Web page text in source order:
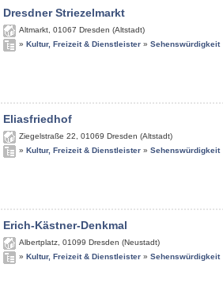
Dresdner Striezelmarkt
Altmarkt 01067 Dresden (Altstadt)
» Kultur, Freizeit & Dienstleister » Sehenswürdigkeit
Eliasfriedhof
Ziegelstraße 22 01069 Dresden (Altstadt)
» Kultur, Freizeit & Dienstleister » Sehenswürdigkeit
Erich-Kästner-Denkmal
Albertplatz 01099 Dresden (Neustadt)
» Kultur, Freizeit & Dienstleister » Sehenswürdigkeit